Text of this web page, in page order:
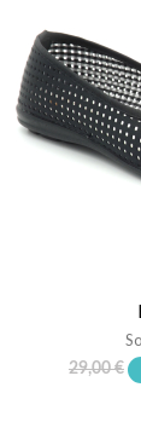
29,00 €